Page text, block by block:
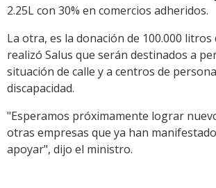
2.25L con 30% en comercios adheridos.
La otra, es la donación de 100.000 litros
realizó Salus que serán destinados a
situación de calle y a centros de
discapacidad.
"Esperamos próximamente lograr
otras empresas que ya han
apoyar", dijo el ministro.